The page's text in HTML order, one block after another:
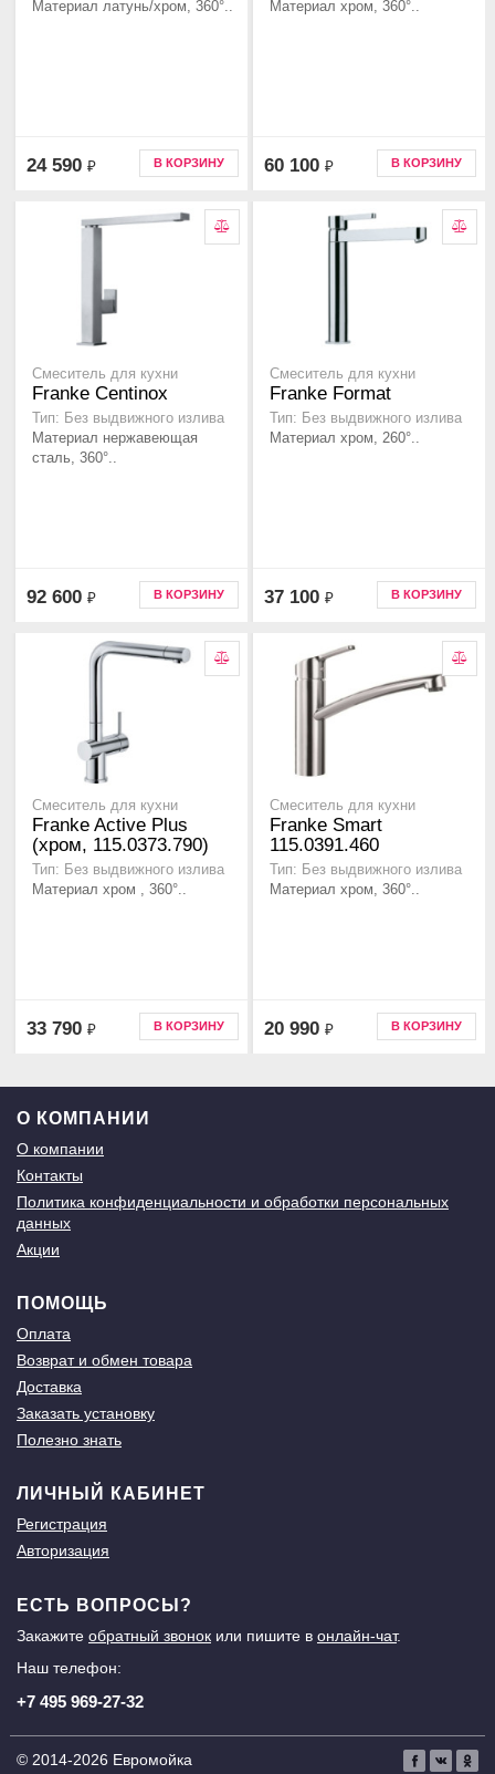
Материал латунь/хром, 360°..
24 590 ₽ В КОРЗИНУ
Материал хром, 360°..
60 100 ₽ В КОРЗИНУ
Смеситель для кухни
Franke Centinox
Тип: Без выдвижного излива
Материал нержавеющая
сталь, 360°..
92 600 ₽ В КОРЗИНУ
Смеситель для кухни
Franke Format
Тип: Без выдвижного излива
Материал хром, 260°..
37 100 ₽ В КОРЗИНУ
Смеситель для кухни
Franke Active Plus
(хром, 115.0373.790)
Тип: Без выдвижного излива
Материал хром , 360°..
33 790 ₽ В КОРЗИНУ
Смеситель для кухни
Franke Smart
115.0391.460
Тип: Без выдвижного излива
Материал хром, 360°..
20 990 ₽ В КОРЗИНУ
О КОМПАНИИ
О компании
Контакты
Политика конфиденциальности и обработки персональных
данных
Акции
ПОМОЩЬ
Оплата
Возврат и обмен товара
Доставка
Заказать установку
Полезно знать
ЛИЧНЫЙ КАБИНЕТ
Регистрация
Авторизация
ЕСТЬ ВОПРОСЫ?
Закажите обратный звонок или пишите в онлайн-чат.
Наш телефон:
+7 495 969-27-32
© 2014-2026 Евромойка